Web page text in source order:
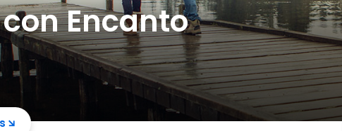
Encanto